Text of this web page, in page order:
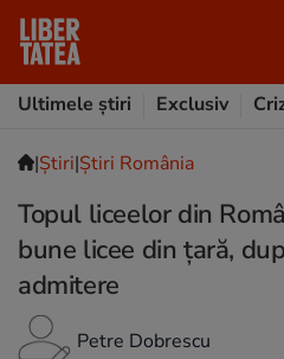
Ultimele știri
Exclusiv
|Ştiri|Știri România
Topul liceelor din
bune licee din țară,
admitere
Petre Dobrescu